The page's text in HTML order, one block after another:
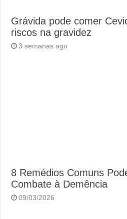
Grávida pode comer
riscos na gravidez
3 semanas ago
8 Remédios Comuns
Combate à Demência
09/03/2026